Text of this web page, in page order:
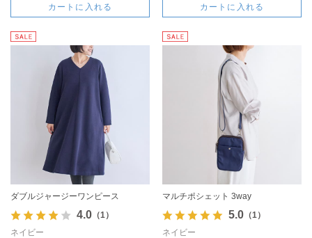
カートに入れる カートに入れる
ダブルジャージーワンピース
4.0（1）
ネイビー
マルチポシェット 3way
5.0（1）
ネイビー